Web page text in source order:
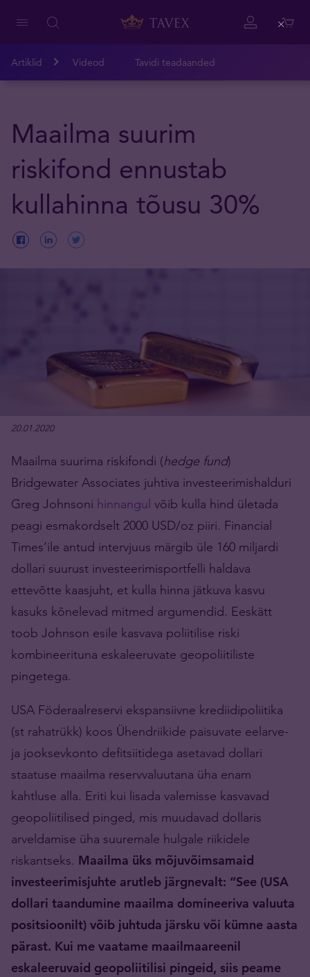
Artiklid Videod Tavidi teadaanded
Maailma suurim
riskifond ennustab
kullahinna tõusu 30%
20.01.2020
Maailma suurima riskifondi (hedge fund)
Bridgewater Associates juhtiva investeerimishalduri
Greg Johnsoni hinnangul võib kulla hind ületada
peagi esmakordselt 2000 USD/oz piiri. Financial
Times’ile antud intervjuus märgib üle 160 miljardi
dollari suurust investeerimisportfelli haldava
ettevõtte kaasjuht, et kulla hinna jätkuva kasvu
kasuks kõnelevad mitmed argumendid. Eeskätt
toob Johnson esile kasvava poliitilise riski
kombineerituna eskaleeruvate geopoliitiliste
pingetega.
USA Föderaalreservi ekspansiivne krediidipoliitika
(st rahatrükk) koos Ühendriikide paisuvate eelarve-
ja jooksevkonto defitsiitidega asetavad dollari
staatuse maailma reservvaluutana üha enam
kahtluse alla. Eriti kui lisada valemisse kasvavad
geopoliitilised pinged, mis muudavad dollaris
arveldamise üha suuremale hulgale riikidele
riskantseks. Maailma üks mõjuvõimsamaid
investeerimisjuhte arutleb järgnevalt: “See (USA
dollari taandumine maailma domineeriva valuuta
positsioonilt) võib juhtuda järsku või kümne aasta
pärast. Kui me vaatame maailmaareenil
eskaleeruvaid geopoliitilisi pingeid, siis peame
Close